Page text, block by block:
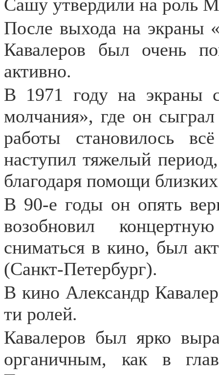
Сашу утвердили на роль
После выхода на экраны
Кавалеров был очень
активно.
В 1971 году на экраны
молчания», где он
работы становилось
наступил тяжелый
благодаря помощи
В 90-е годы он опять
возобновил
сниматься в кино, был
(Санкт-Петербург).
В кино Александр
ти ролей.
Кавалеров был ярко
органичным, как в